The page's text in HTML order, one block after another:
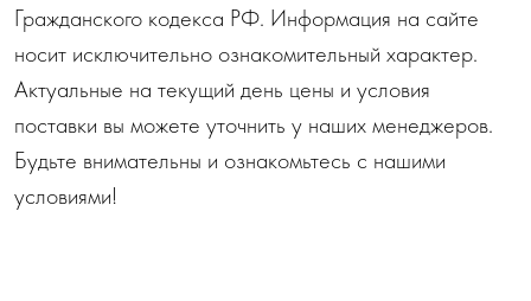
Гражданского кодекса РФ. Информация на сайте
носит исключительно ознакомительный характер.
Актуальные на текущий день цены и условия
поставки вы можете уточнить у наших менеджеров.
Будьте внимательны и ознакомьтесь с нашими
условиями!